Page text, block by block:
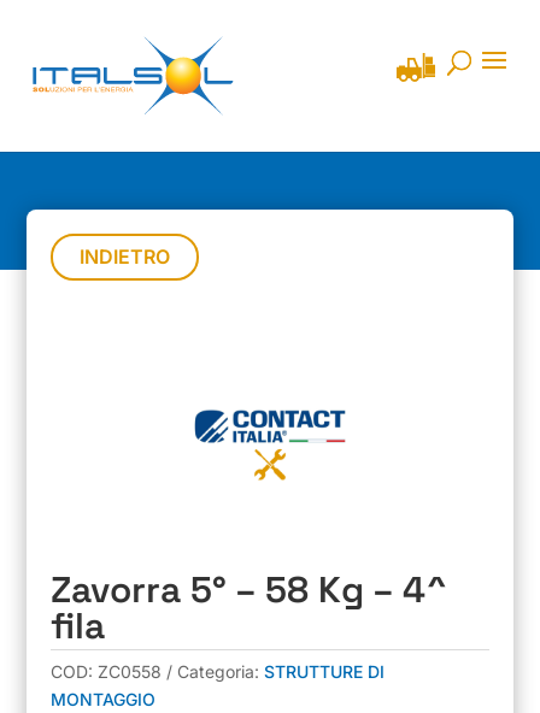
INDIETRO
Zavorra 5° – 58 Kg – 4^
fila
COD:ZC0558 Categoria:STRUTTURE DI
MONTAGGIO